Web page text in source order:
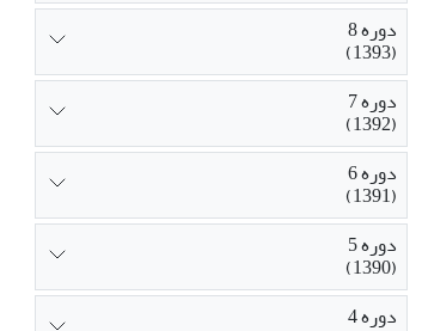
دوره 8
(1393)
دوره 7
(1392)
دوره 6
(1391)
دوره 5
(1390)
دوره 4